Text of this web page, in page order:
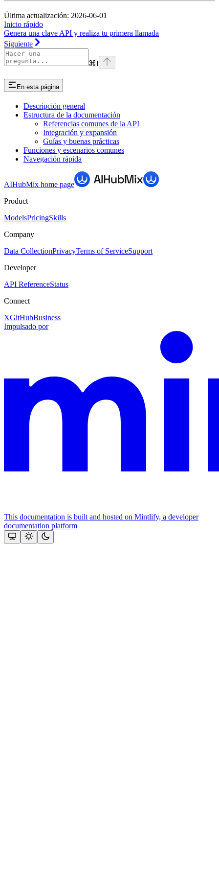
Última actualización: 2026-06-01
Inicio rápido
Genera una clave API y realiza tu primera llamada
Siguiente
⌘I
En esta página
Descripción general
Estructura de la documentación
Referencias comunes de la API
Integración y expansión
Guías y buenas prácticas
Funciones y escenarios comunes
Navegación rápida
AIHubMix home page
Product
ModelsPricingSkills
Company
Data CollectionPrivacyTerms of ServiceSupport
Developer
API ReferenceStatus
Connect
XGitHubBusiness
Impulsado por
This documentation is built and hosted on Mintlify, a developer
documentation platform